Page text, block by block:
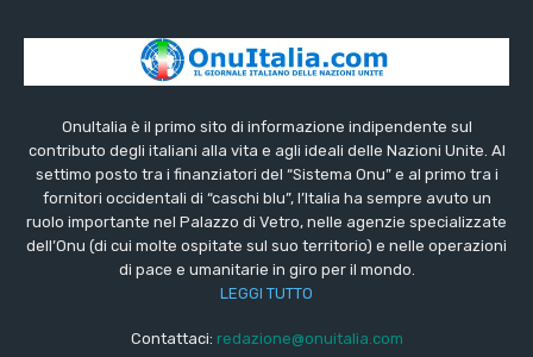
OnuItalia è il primo sito di informazione indipendente sul
contributo degli italiani alla vita e agli ideali delle Nazioni Unite. Al
settimo posto tra i finanziatori del “Sistema Onu” e al primo tra i
fornitori occidentali di “caschi blu”, l’Italia ha sempre avuto un
ruolo importante nel Palazzo di Vetro, nelle agenzie specializzate
dell’Onu (di cui molte ospitate sul suo territorio) e nelle operazioni
di pace e umanitarie in giro per il mondo.
LEGGI TUTTO
Contattaci: redazione@onuitalia.com